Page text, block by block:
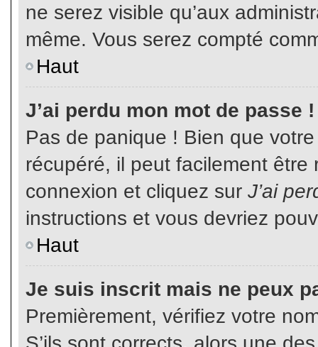
ne serez visible qu’aux
même. Vous serez compté
Haut
J’ai perdu mon mot de passe !
Pas de panique ! Bien que
récupéré, il peut facilement
connexion et cliquez sur J’ai
instructions et vous devriez
Haut
Je suis inscrit mais ne peux
Premièrement, vérifiez votre